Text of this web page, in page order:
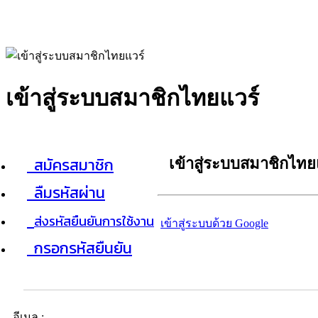
เข้าสู่ระบบสมาชิกไทยแวร์
สมัครสมาชิก
ลืมรหัสผ่าน
ส่งรหัสยืนยันการใช้งาน
กรอกรหัสยืนยัน
เข้าสู่ระบบสมาชิกไท
เข้าสู่ระบบด้วย Google